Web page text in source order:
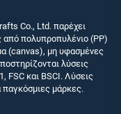
Co., Ltd. παρέχει
από πολυπροπυλένιο (PP)
(canvas), μη υφασμένες
λύσεις
FSC και BSCI. Λύσεις
παγκόσμιες μάρκες.